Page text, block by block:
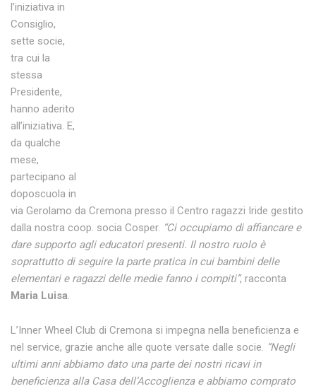
l’iniziativa in
Consiglio,
sette socie,
tra cui la
stessa
Presidente,
hanno aderito
all’iniziativa. E,
da qualche
mese,
partecipano al
doposcuola in
via Gerolamo da Cremona presso il Centro ragazzi Iride gestito
dalla nostra coop. socia Cosper. “Ci occupiamo di affiancare e
dare supporto agli educatori presenti. Il nostro ruolo è
soprattutto di seguire la parte pratica in cui bambini delle
elementari e ragazzi delle medie fanno i compiti”, racconta
Maria Luisa.
L’Inner Wheel Club di Cremona si impegna nella beneficienza e
nel service, grazie anche alle quote versate dalle socie. “Negli
ultimi anni abbiamo dato una parte dei nostri ricavi in
beneficienza alla Casa dell’Accoglienza e abbiamo comprato